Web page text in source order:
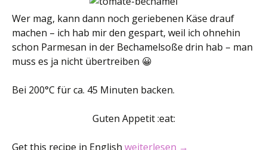
Wer mag, kann dann noch geriebenen Käse drauf
machen – ich hab mir den gespart, weil ich ohnehin
schon Parmesan in der Bechamelsoße drin hab – man
muss es ja nicht übertreiben 😀
Bei 200°C für ca. 45 Minuten backen.
Guten Appetit :eat:
Get this recipe in English Rezept / Recipe: Spinat-
weiterlesen →